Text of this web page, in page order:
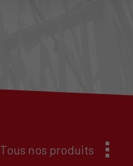
Tous nos produits